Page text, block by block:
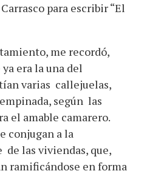
para escribir “El
me recordó,
era la una del
varias callejuelas,
según las
el amable camarero.
conjugan a la
las viviendas, que,
ramificándose en forma